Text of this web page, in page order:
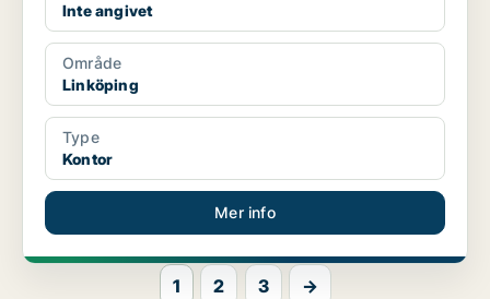
Inte angivet
Område
Linköping
Type
Kontor
Mer info
1 2 3 →